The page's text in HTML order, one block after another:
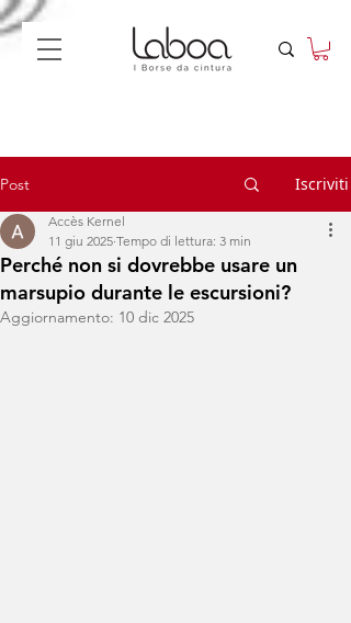
Post Iscriviti
Perché non si dovrebbe usare un
marsupio durante le escursioni?
Accès Kernel
11 giu 2025 Tempo di lettura: 3 min
Aggiornamento: 10 dic 2025